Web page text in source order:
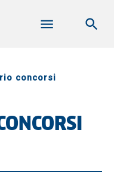
concorsi